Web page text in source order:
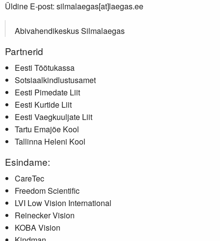
Üldine E-post: silmalaegas[at]laegas.ee
Abivahendikeskus Silmalaegas
Partnerid
Eesti Töötukassa
Sotsiaalkindlustusamet
Eesti Pimedate Liit
Eesti Kurtide Liit
Eesti Vaegkuuljate Liit
Tartu Emajõe Kool
Tallinna Heleni Kool
Esindame:
CareTec
Freedom Scientific
LVI Low Vision International
Reinecker Vision
KOBA Vision